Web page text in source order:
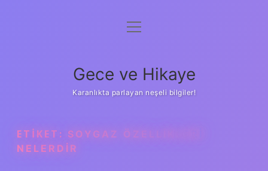
Anasayfa
Yasal Uyarı
menüyü
Gece ve Hikaye
Karanlıkta parlayan neşeli bilgiler!
ETIKET: SOYGAZ ÖZELLIKLERI
NELERDIR